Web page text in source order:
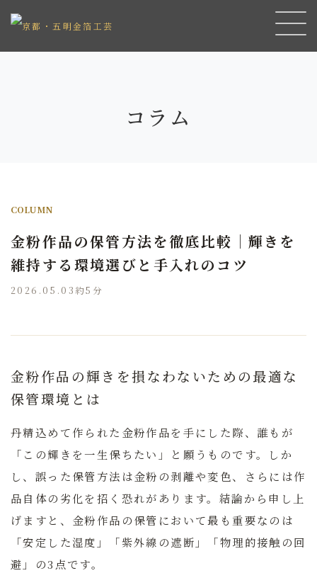
コラム
COLUMN
金粉作品の保管方法を徹底比較｜輝きを
維持する環境選びと手入れのコツ
2026.05.03 約5分
金粉作品の輝きを損なわないための最適な
保管環境とは
丹精込めて作られた金粉作品を手にした際、誰もが
「この輝きを一生保ちたい」と願うものです。しか
し、誤った保管方法は金粉の剥離や変色、さらには作
品自体の劣化を招く恐れがあります。 結論から申し上
げますと、金粉作品の保管において最も重要なのは
「安定した湿度」「紫外線の遮断」「物理的接触の回
避」の3点です。